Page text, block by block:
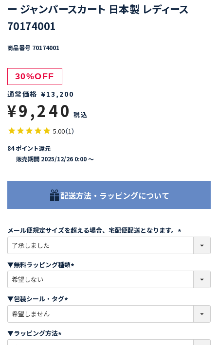
ー ジャンパースカート 日本製 レディース
70174001
商品番号 70174001
30%OFF
通常価格 ¥13,200
¥9,240 税込
5.00（1）
84 ポイント還元
販売期間 2025/12/26 0:00〜
配送方法・ラッピングについて
メール便規定サイズを超える場合、宅配便配送となります。
必
)
▼無料ラッピング種類
必
)
▼包装シール・タグ
必
)
▼ラッピング方法